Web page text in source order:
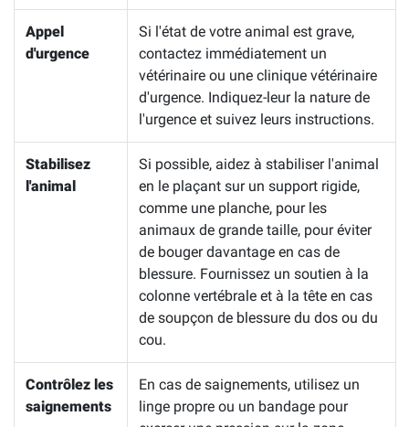
Appel
d'urgence
Si l'état de votre animal est grave,
contactez immédiatement un
vétérinaire ou une clinique vétérinaire
d'urgence. Indiquez-leur la nature de
l'urgence et suivez leurs instructions.
Stabilisez
l'animal
Si possible, aidez à stabiliser l'animal
en le plaçant sur un support rigide,
comme une planche, pour les
animaux de grande taille, pour éviter
de bouger davantage en cas de
blessure. Fournissez un soutien à la
colonne vertébrale et à la tête en cas
de soupçon de blessure du dos ou du
cou.
Contrôlez les
saignements
En cas de saignements, utilisez un
linge propre ou un bandage pour